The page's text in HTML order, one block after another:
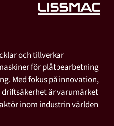
och tillverkar
för plåtbearbetning
Med fokus på innovation,
driftsäkerhet är varumärket
inom industrin världen